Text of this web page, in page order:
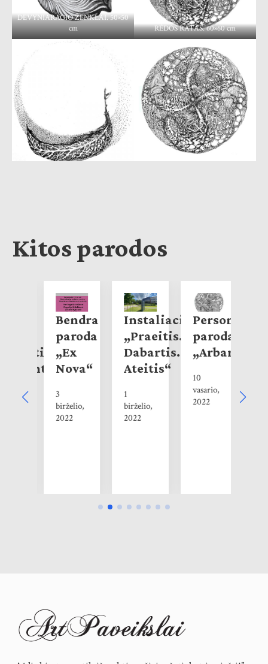
DEVYNIARAGIO ŽENKLAI. 50×50
cm
RĖDOS RATAS. 60×60 cm
Kitos parodos
Bendra
paroda
„Ex
Nova“
3
birželio,
2022
Instaliacija
„Praeitis.
Dabartis.
Ateitis“
birželio,
2022
Personalinė
paroda
„Arbareto“
10
vasario,
2022